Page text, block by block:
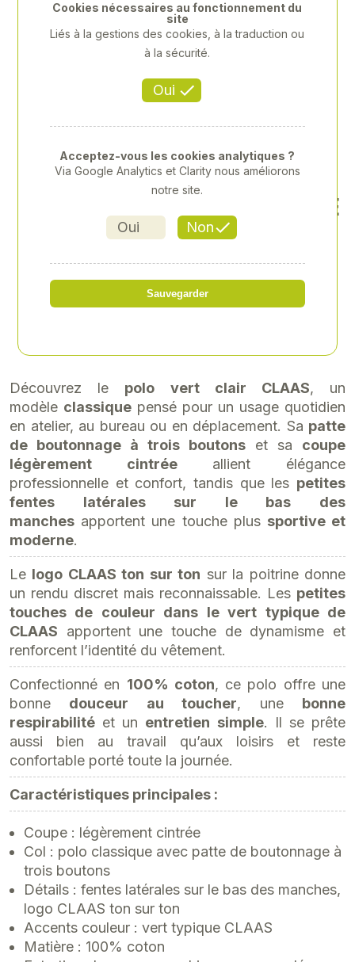
ÉLÉGANT AVEC UNE COUPE
LÉGÈREMENT CINTRÉE
40,24 € TTC
Découvrez le polo vert clair CLAAS, un
modèle classique pensé pour un usage quotidien
en atelier, au bureau ou en déplacement. Sa patte
de boutonnage à trois boutons et sa coupe
légèrement cintréeallient élégance
professionnelle et confort, tandis que les petites
fentes latérales sur le bas des
manches apportent une touche plus sportive et
moderne.
Le logo CLAAS ton sur ton sur la poitrine donne
un rendu discret mais reconnaissable. Les petites
touches de couleur dans le vert typique de
CLAAS apportent une touche de dynamisme et
renforcent l’identité du vêtement.
Confectionné en 100% coton, ce polo offre une
bonne douceur au toucher, une bonne
respirabilité et un entretien simple. Il se prête
aussi bien au travail qu’aux loisirs et reste
confortable porté toute la journée.
Caractéristiques principales :
Coupe : légèrement cintrée
Col : polo classique avec patte de boutonnage à
trois boutons
Détails : fentes latérales sur le bas des manches,
logo CLAAS ton sur ton
Accents couleur : vert typique CLAAS
Matière : 100% coton
Oui
Cookies nécessaires au fonctionnement du
site
Liés à la gestions des cookies, à la traduction ou
à la sécurité.
Oui Non
Acceptez-vous les cookies analytiques ?
Via Google Analytics et Clarity nous améliorons
notre site.
Sauvegarder